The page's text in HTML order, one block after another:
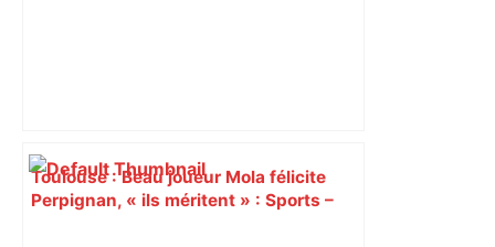
Toulouse : Beau joueur Mola félicite
Perpignan, « ils méritent » : Sports –